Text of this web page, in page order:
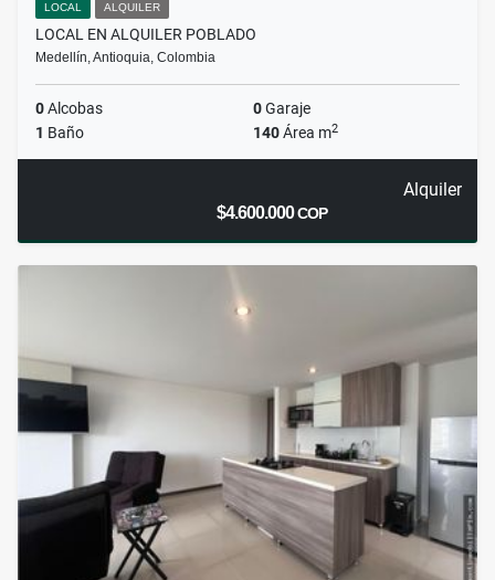
LOCAL ALQUILER
LOCAL EN ALQUILER POBLADO
Medellín, Antioquia, Colombia
0Alcobas 0Garaje
1 Baño 140Área m2
Alquiler
$4.600.000COP